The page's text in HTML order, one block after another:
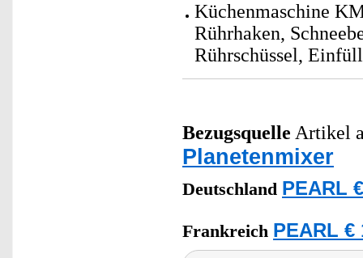
Küchenmaschine
Rührhaken,
Rührschüssel,
Bezugsquelle Artikel
Planetenmixer
Deutschland PEARL
Frankreich PEARL €